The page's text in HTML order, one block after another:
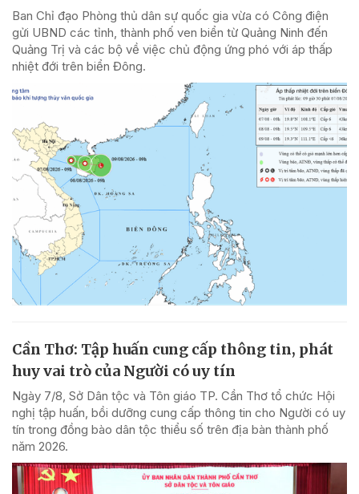
Ban Chỉ đạo Phòng thủ dân sự quốc gia vừa có Công điện
gửi UBND các tỉnh, thành phố ven biển từ Quảng Ninh đến
Quảng Trị và các bộ về việc chủ động ứng phó với áp thấp
nhiệt đới trên biển Đông.
Cần Thơ: Tập huấn cung cấp thông tin, phát
huy vai trò của Người có uy tín
Ngày 7/8, Sở Dân tộc và Tôn giáo TP. Cần Thơ tổ chức Hội
nghị tập huấn, bồi dưỡng cung cấp thông tin cho Người có uy
tín trong đồng bào dân tộc thiểu số trên địa bàn thành phố
năm 2026.